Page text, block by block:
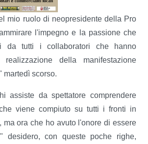
mio ruolo di neopresidente della Pro
l'impegno e la passione che
da tutti i collaboratori che hanno
della manifestazione
martedì scorso.
assiste da spettatore comprendere
viene compiuto su tutti i fronti in
ma ora che ho avuto l'onore di essere
desidero, con queste poche righe,